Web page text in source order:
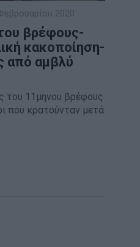
2020
βρέφους-
κακοποίηση-
από αμβλύ
του 11μηνου βρέφους
που κρατούνταν μετά